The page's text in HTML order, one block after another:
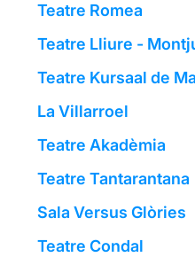
Teatre Romea
Teatre Lliure -
Teatre Kursaal de
La Villarroel
Teatre Akadèmia
Teatre Tantarantana
Sala Versus Glòries
Teatre Condal